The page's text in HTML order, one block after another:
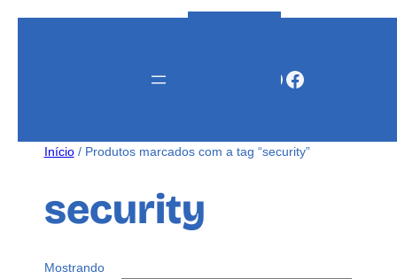
Facebook
Início/ Produtos marcados com a tag “security”
security
Mostrando